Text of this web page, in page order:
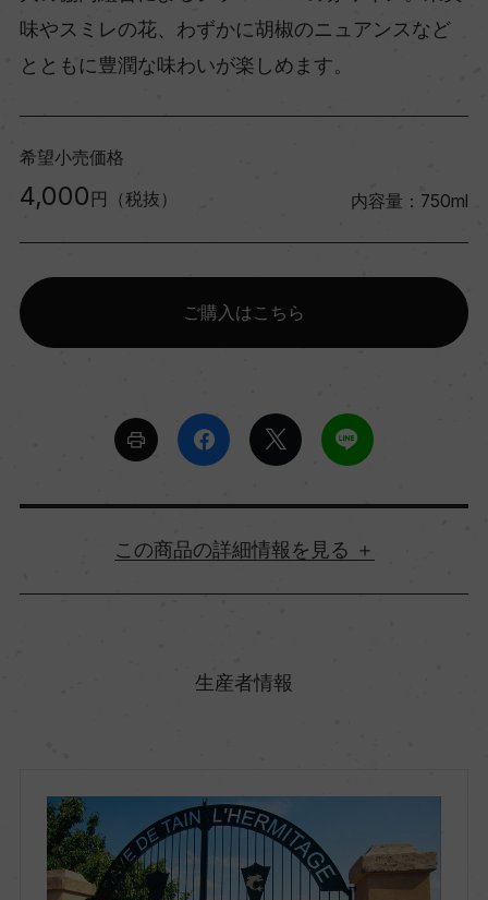
味やスミレの花、わずかに胡椒のニュアンスなど
とともに豊潤な味わいが楽しめます。
希望小売価格
4,000 円（税抜） 内容量：750ml
ご購入はこちら
詳細情報
地区名
クローズ・エルミタージュ
生産者情報